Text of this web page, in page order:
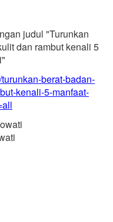
judul "Turunkan
dan rambut kenali 5
berat-badan-
kenali-5-manfaat-